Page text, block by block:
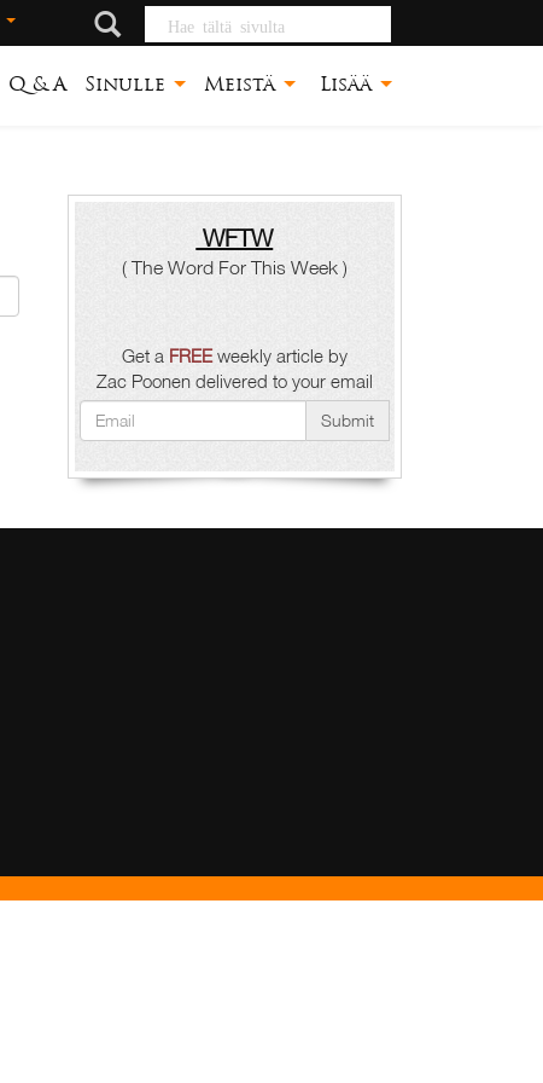
Hae tältä sivulta
Q & A Sinulle Meistä Lisää
WFTW
( The Word For This Week )
Get a FREEweekly article by
Zac Poonen delivered to your email
Submit